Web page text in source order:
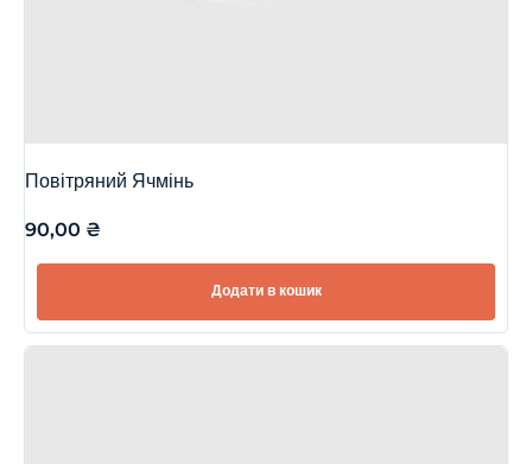
Повітряний Ячмінь
90,00 ₴
Додати в кошик